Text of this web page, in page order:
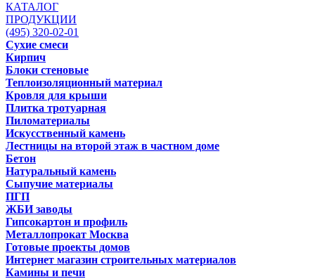
КАТАЛОГ
ПРОДУКЦИИ
(495) 320-02-01
Сухие смеси
Кирпич
Блоки стеновые
Теплоизоляционный материал
Кровля для крыши
Плитка тротуарная
Пиломатериалы
Искусственный камень
Лестницы на второй этаж в частном доме
Бетон
Натуральный камень
Сыпучие материалы
ПГП
ЖБИ заводы
Гипсокартон и профиль
Металлопрокат Москва
Готовые проекты домов
Интернет магазин строительных материалов
Камины и печи